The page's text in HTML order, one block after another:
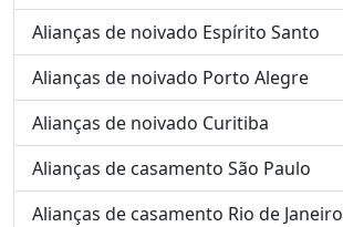
Alianças de noivado Espírito Santo
Alianças de noivado Porto Alegre
Alianças de noivado Curitiba
Alianças de casamento São Paulo
Alianças de casamento Rio de Janeiro